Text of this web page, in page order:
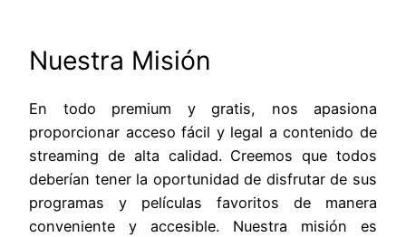
Nuestra Misión
En todo premium y gratis, nos apasiona
proporcionar acceso fácil y legal a contenido de
streaming de alta calidad. Creemos que todos
deberían tener la oportunidad de disfrutar de sus
programas y películas favoritos de manera
conveniente y accesible. Nuestra misión es